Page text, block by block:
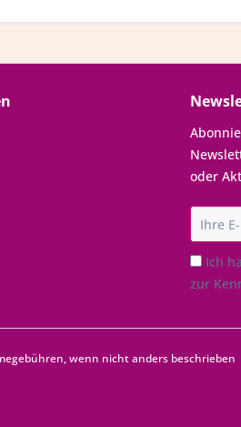
oder
Ich
zur
wenn nicht anders beschrieben